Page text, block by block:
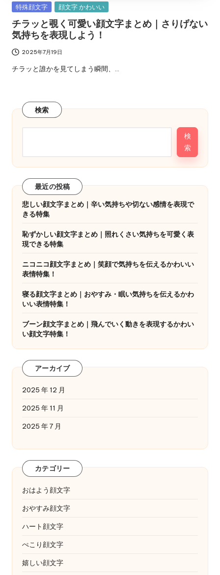
Posted
特殊顔文字 顔文字 かわいい
チラッと覗く可愛い顔文字まとめ｜さりげない
気持ちを表現しよう！
2025年7月19日
チラッと誰かを見てしまう瞬間、…
検索
検
索
最近の投稿
悲しい顔文字まとめ｜辛い気持ちや切ない感情を表現で
きる特集
恥ずかしい顔文字まとめ｜照れくさい気持ちを可愛く表
現できる特集
ニコニコ顔文字まとめ｜笑顔で気持ちを伝えるかわいい
表情特集！
寝る顔文字まとめ｜おやすみ・眠い気持ちを伝えるかわ
いい表情特集！
ブーン顔文字まとめ｜飛んでいく動きを表現するかわい
い顔文字特集！
アーカイブ
2025 年 12 月
2025 年 11 月
2025 年 7 月
カテゴリー
おはよう顔文字
おやすみ顔文字
ハート顔文字
ぺこり顔文字
嬉しい顔文字